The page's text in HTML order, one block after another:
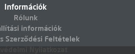
Információk
Rólunk
információk
Szerződési Feltételek